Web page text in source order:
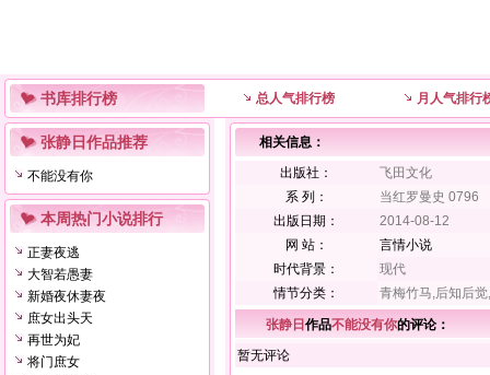
书库排行榜 总人气排行榜 月人气排行
张静日作品推荐
不能没有你
本周热门小说排行
正妻夜逃
大智若愚妻
新婚夜休妻夜
庶女出头天
再世为妃
将门庶女
相关信息：
出版社：
飞田文化
系 列：
当红罗曼史 0796
出版日期：
2014-08-12
网 站：
言情小说
时代背景：
现代
情节分类：
青梅竹马,后知后
张静日 作品不能没有你的评论：
暂无评论